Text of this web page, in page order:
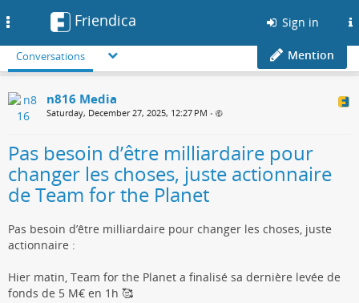
Friendica Sign in
Conversations Mention
n816 Media
Saturday, December 27, 2025, 12:27 PM •
Pas besoin d’être milliardaire pour
changer les choses, juste actionnaire
de Team for the Planet
Pas besoin d’être milliardaire pour changer les choses, juste
actionnaire :
Hier matin, Team for the Planet a finalisé sa dernière levée de
fonds de 5 M€ en 1h 🥰